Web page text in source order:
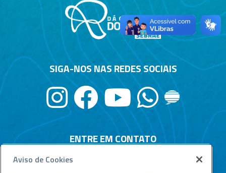
ENTRE EM CONTATO
Central de relacionamento
SIGA-NOS NAS REDES SOCIAIS
Aviso de Cookies